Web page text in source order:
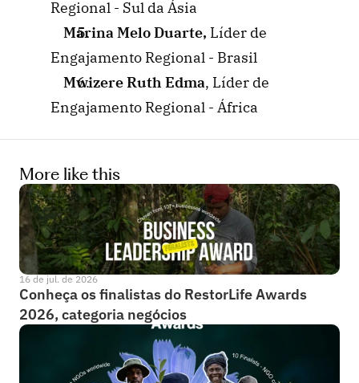
Regional - Sul da Ásia
Marina Melo Duarte, Líder de
Engajamento Regional - Brasil
Mwizere Ruth Edma, Líder de
Engajamento Regional - África
More like this
16 de jul. de 2026
Conheça os finalistas do RestorLife Awards
2026, categoria negócios